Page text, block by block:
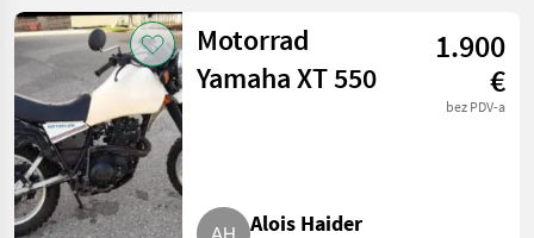
Motorrad
Yamaha XT 550
1.900
€
bez PDV-a
Alois Haider